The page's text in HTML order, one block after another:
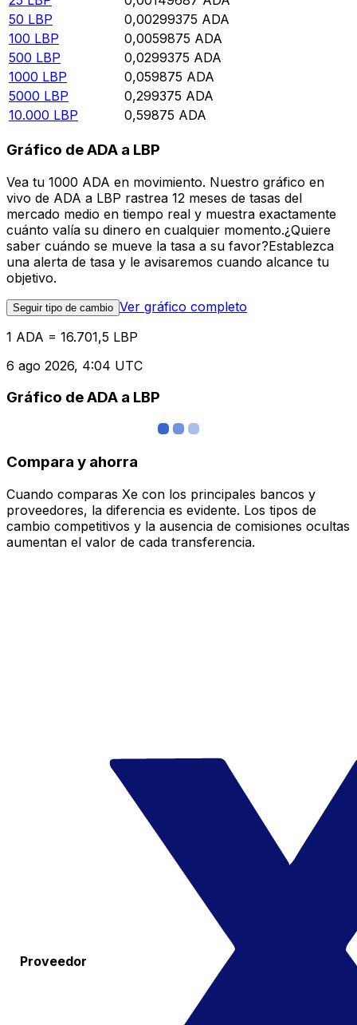
50 LBP 0,00299375 ADA
100 LBP 0,0059875 ADA
500 LBP 0,0299375 ADA
1000 LBP 0,059875 ADA
5000 LBP 0,299375 ADA
10.000 LBP 0,59875 ADA
Gráfico de ADA a LBP
Vea tu 1000 ADA en movimiento. Nuestro gráfico en
vivo de ADA a LBP rastrea 12 meses de tasas del
mercado medio en tiempo real y muestra exactamente
cuánto valía su dinero en cualquier momento.¿Quiere
saber cuándo se mueve la tasa a su favor?Establezca
una alerta de tasa y le avisaremos cuando alcance tu
objetivo.
Seguir tipo de cambio Ver gráfico completo
1 ADA = 16.701,5 LBP
6 ago 2026, 4:04 UTC
Gráfico de ADA a LBP
Compara y ahorra
Cuando comparas Xe con los principales bancos y
proveedores, la diferencia es evidente. Los tipos de
cambio competitivos y la ausencia de comisiones ocultas
aumentan el valor de cada transferencia.
Proveedor